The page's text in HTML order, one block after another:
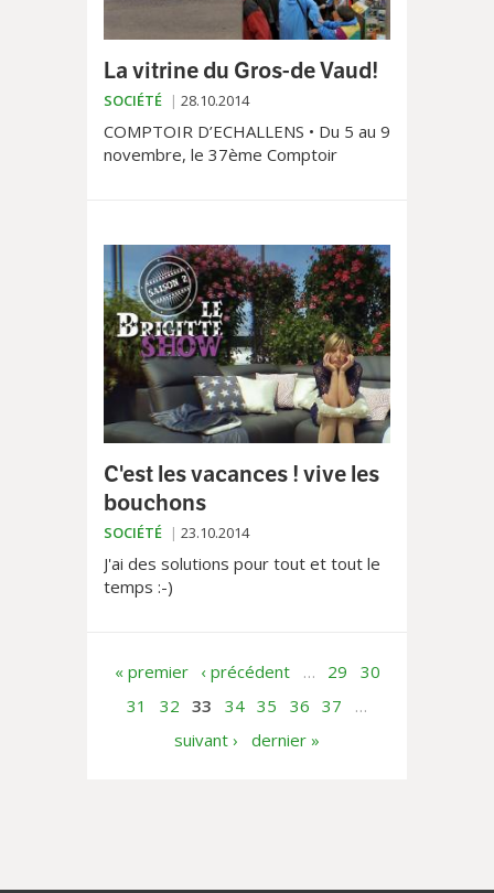
La vitrine du Gros-de Vaud!
SOCIÉTÉ 28.10.2014
COMPTOIR D’ECHALLENS • Du 5 au 9
novembre, le 37ème Comptoir
d’horizon.
C'est les vacances ! vive les
bouchons
SOCIÉTÉ 23.10.2014
J'ai des solutions pour tout et tout le
temps :-)
« premier ‹ précédent … 29
30
31
32 33 34 35 36 37
…
suivant ›
dernier »